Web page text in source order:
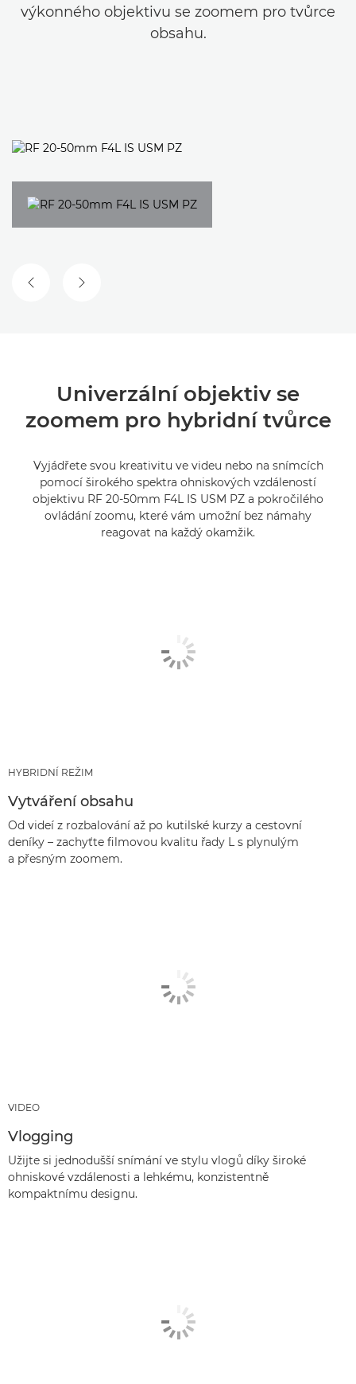
výkonného objektivu se zoomem pro tvůrce
obsahu.
PŘEDCHOZÍ SNÍMEK
DALŠÍ SNÍMEK
Univerzální objektiv se
zoomem pro hybridní tvůrce
Vyjádřete svou kreativitu ve videu nebo na snímcích
pomocí širokého spektra ohniskových vzdáleností
objektivu RF 20-50mm F4L IS USM PZ a pokročilého
ovládání zoomu, které vám umožní bez námahy
reagovat na každý okamžik.
HYBRIDNÍ REŽIM
Vytváření obsahu
Od videí z rozbalování až po kutilské kurzy a cestovní
deníky – zachyťte filmovou kvalitu řady L s plynulým
a přesným zoomem.
VIDEO
Vlogging
Užijte si jednodušší snímání ve stylu vlogů díky široké
ohniskové vzdálenosti a lehkému, konzistentně
kompaktnímu designu.